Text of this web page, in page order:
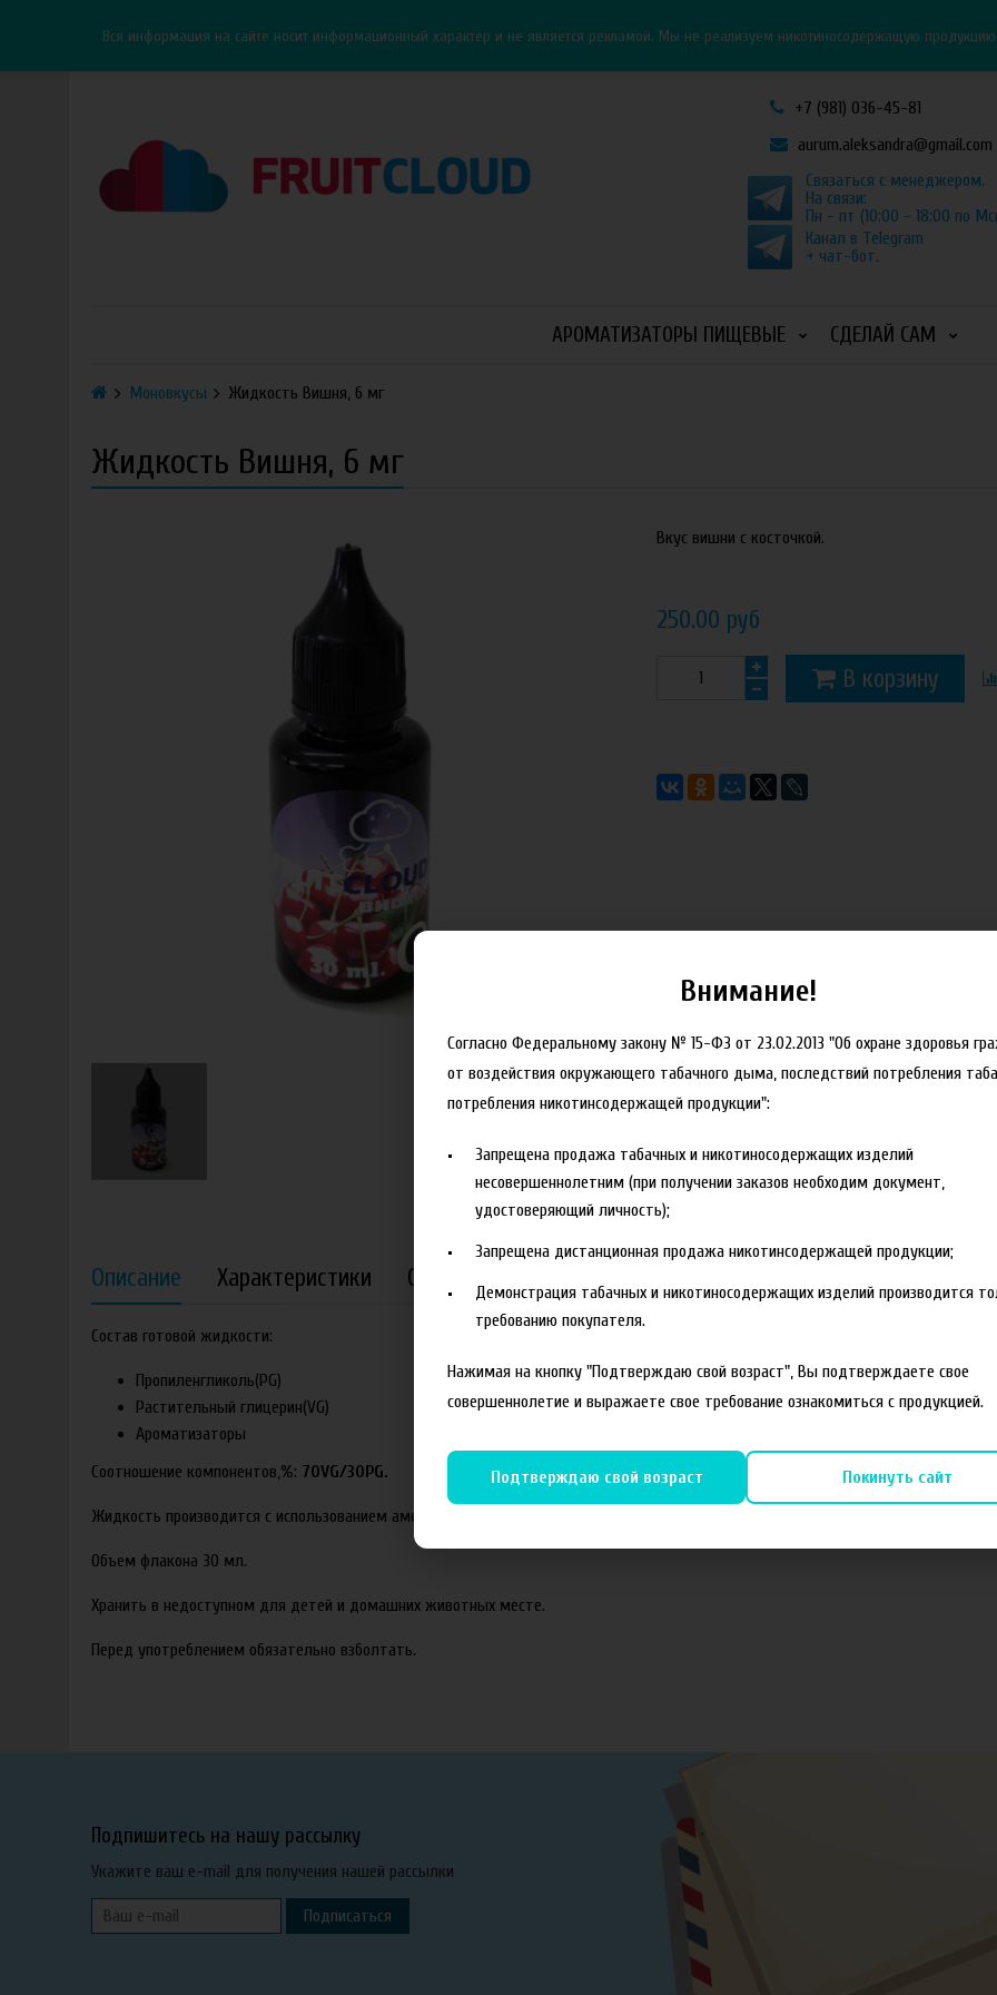
Вся информация на сайте носит информационный характер и не является рекламой. Мы не реализуем никотиносодержащую продукцию
+7 (981) 036-45-81
aurum.aleksandra@gmail.com
Связаться с менеджером.
На связи:
Пн - пт (10:00 - 18:00 по
Канал в Telegram
+ чат-бот.
АРОМАТИЗАТОРЫ ПИЩЕВЫЕ СДЕЛАЙ САМ
Моновкусы Жидкость Вишня, 6 мг
Жидкость Вишня, 6 мг
Вкус вишни с косточкой.
250.00 руб
В корзину
Описание Характеристики Отзывы
Состав готовой жидкости:
Пропиленгликоль(PG)
Растительный глицерин(VG)
Ароматизаторы
Соотношение компонентов,%: 70VG/30PG.
Жидкость производится с использованием американских ароматизаторов TPA и Capella.
Объем флакона 30 мл.
Хранить в недоступном для детей и домашних животных месте.
Перед употреблением обязательно взболтать.
Подпишитесь на нашу рассылку
Укажите ваш e-mail для получения нашей рассылки
Подписаться
Внимание!
Согласно Федеральному закону № 15-ФЗ от 23.02.2013 "Об охране здоровья
от воздействия окружающего табачного дыма, последствий потребления
потребления никотинсодержащей продукции":
Запрещена продажа табачных и никотиносодержащих изделий
несовершеннолетним (при получении заказов необходим документ,
удостоверяющий личность);
Запрещена дистанционная продажа никотинсодержащей продукции;
Демонстрация табачных и никотиносодержащих изделий производится
требованию покупателя.
Нажимая на кнопку "Подтверждаю свой возраст", Вы подтверждаете свое
совершеннолетие и выражаете свое требование ознакомиться с продукцией.
Подтверждаю свой возраст Покинуть сайт